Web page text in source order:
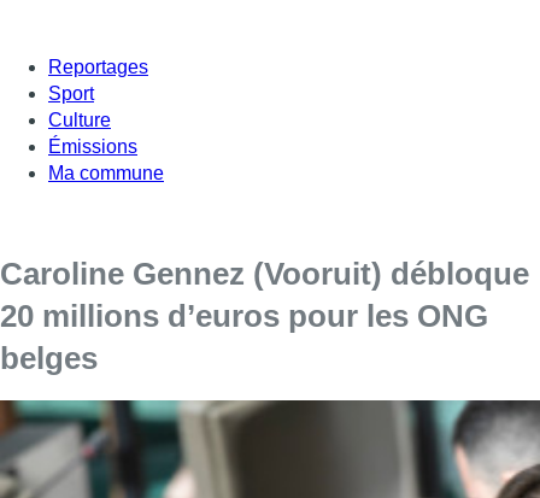
Reportages
Sport
Culture
Émissions
Ma commune
Caroline Gennez (Vooruit) débloque
20 millions d’euros pour les ONG
belges